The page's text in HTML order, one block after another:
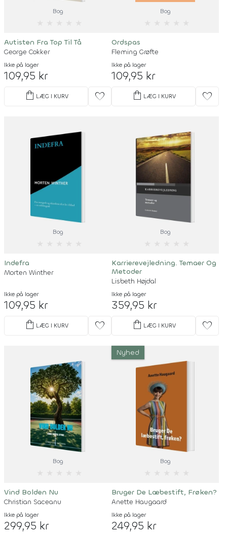
Bog
Autisten Fra Top Til Tå
George Cokker
Ikke på lager
109,95 kr
shopping_bag LÆG I KURV favorite
Bog
Ordspas
Fleming Grøfte
Ikke på lager
109,95 kr
shopping_bag LÆG I KURV favorite
Bog
Indefra
Morten Winther
Ikke på lager
109,95 kr
shopping_bag LÆG I KURV favorite
Bog
Karrierevejledning. Temaer Og
Metoder
Lisbeth Højdal
Ikke på lager
359,95 kr
shopping_bag LÆG I KURV favorite
Bog
Vind Bolden Nu
Christian Saceanu
Ikke på lager
299,95 kr
Nyhed
Bog
Bruger De Læbestift, Frøken?
Anette Haugaard
Ikke på lager
249,95 kr